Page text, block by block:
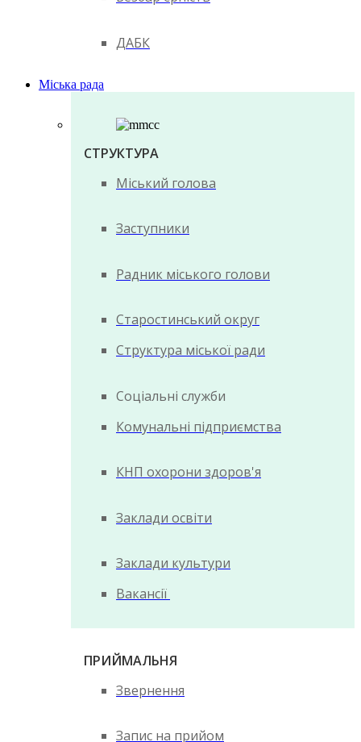
ДАБК
Міська рада
СТРУКТУРА
Міський голова
Заступники
Радник міського голови
Старостинський округ
Структура міської ради
Соціальні служби
Комунальні підприємства
КНП охорони здоров'я
Заклади освіти
Заклади культури
Вакансії
ПРИЙМАЛЬНЯ
Звернення
Запис на прийом